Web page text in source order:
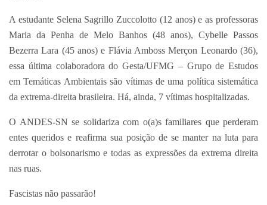
A estudante Selena Sagrillo Zuccolotto (12 anos) e as professoras
Maria da Penha de Melo Banhos (48 anos), Cybelle Passos
Bezerra Lara (45 anos) e Flávia Amboss Merçon Leonardo (36),
essa última colaboradora do Gesta/UFMG – Grupo de Estudos
em Temáticas Ambientais são vítimas de uma política sistemática
da extrema-direita brasileira. Há, ainda, 7 vítimas hospitalizadas.
O ANDES-SN se solidariza com o(a)s familiares que perderam
entes queridos e reafirma sua posição de se manter na luta para
derrotar o bolsonarismo e todas as expressões da extrema direita
nas ruas.
Fascistas não passarão!